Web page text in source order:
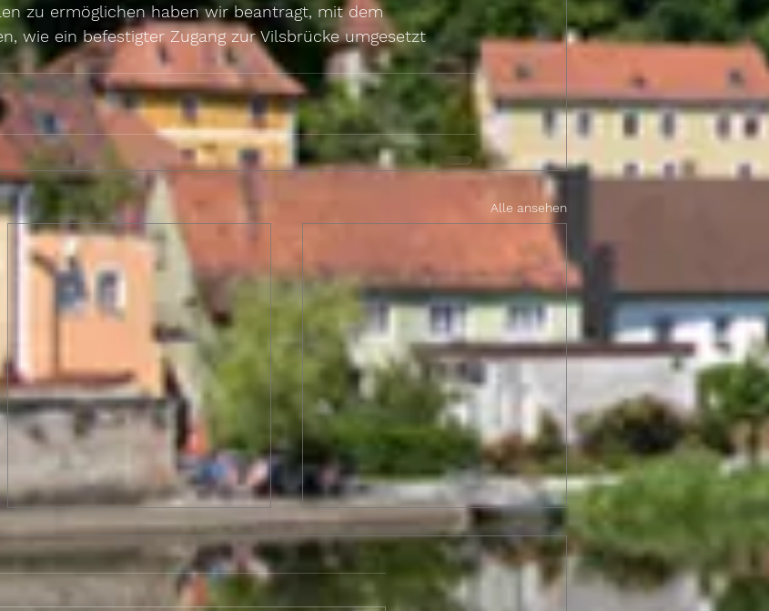
zu ermöglichen haben wir beantragt, mit dem
wie ein befestigter Zugang zur Vilsbrücke umgesetzt
Alle ansehen
Berlin Briefing,
Sitzungswoche 03. - 08.
Mai 2026
Berlin Briefing,
Sitzungswoche 20. - 24.
April 2026